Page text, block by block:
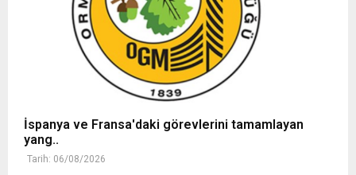
İspanya ve Fransa'daki görevlerini tamamlayan
yang..
Tarih: 06/08/2026